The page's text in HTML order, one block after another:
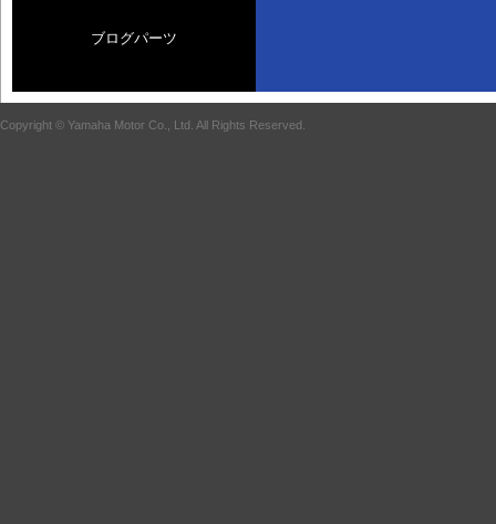
ブログパーツ
Copyright © Yamaha Motor Co., Ltd. All Rights Reserved.